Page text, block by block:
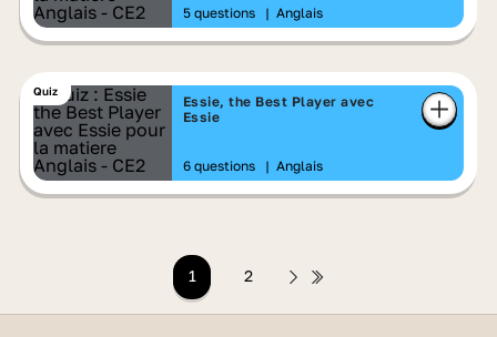
5 questions | Anglais
Quiz
Essie, the Best Player avec
Essie
6 questions | Anglais
1 2